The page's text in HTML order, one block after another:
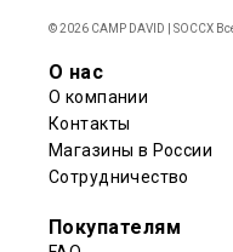
© 2026 CAMP DAVID | SOCCX
О нас
О компании
Контакты
Магазины в России
Сотрудничество
Покупателям